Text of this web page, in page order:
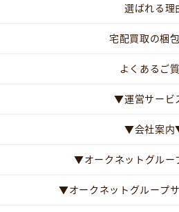
選ばれる理
宅配買取の梱
よくあるご
▼運営サー
▼会社案
▼オークネットグル
▼オークネットグループ